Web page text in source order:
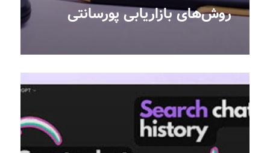
روش‌های بازاریابی پورسانتی